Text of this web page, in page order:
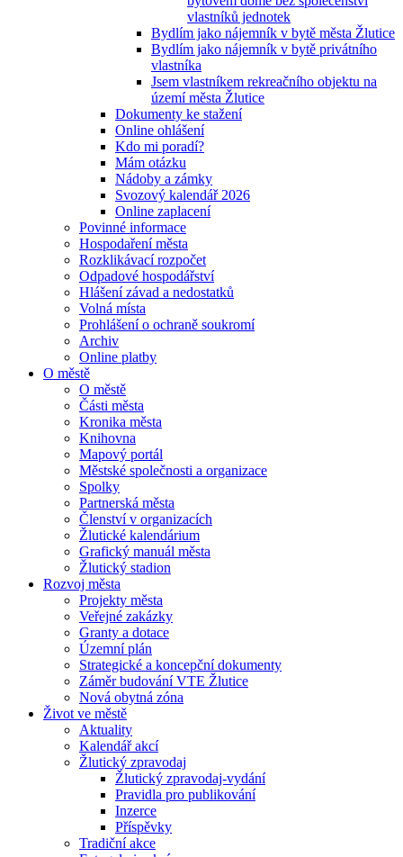
vlastníků jednotek
Bydlím jako nájemník v bytě města Žlutice
Bydlím jako nájemník v bytě privátního
vlastníka
Jsem vlastníkem rekreačního objektu na
území města Žlutice
Dokumenty ke stažení
Online ohlášení
Kdo mi poradí?
Mám otázku
Nádoby a zámky
Svozový kalendář 2026
Online zaplacení
Povinné informace
Hospodaření města
Rozklikávací rozpočet
Odpadové hospodářství
Hlášení závad a nedostatků
Volná místa
Prohlášení o ochraně soukromí
Archiv
Online platby
O městě
O městě
Části města
Kronika města
Knihovna
Mapový portál
Městské společnosti a organizace
Spolky
Partnerská města
Členství v organizacích
Žlutické kalendárium
Grafický manuál města
Žlutický stadion
Rozvoj města
Projekty města
Veřejné zakázky
Granty a dotace
Územní plán
Strategické a koncepční dokumenty
Záměr budování VTE Žlutice
Nová obytná zóna
Život ve městě
Aktuality
Kalendář akcí
Žlutický zpravodaj
Žlutický zpravodaj-vydání
Pravidla pro publikování
Inzerce
Příspěvky
Tradiční akce